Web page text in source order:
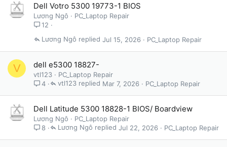
Dell Votro 5300 19773-1 BIOS
Lương Ngô
PC_Laptop Repair
12
PC_Laptop Repair
Jul 15, 2026
Lương Ngô
V dell e5300 18827-
vtl123
PC_Laptop Repair
4
PC_Laptop Repair
Mar 7, 2026
vtl123
Dell Latitude 5300 18828-1 BIOS/ Boardview
Lương Ngô
PC_Laptop Repair
8
PC_Laptop Repair
Jul 22, 2026
Lương Ngô